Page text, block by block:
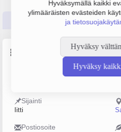
Hyväksymällä kaikki
ylimääräisten evästeiden
ja
Hyväksy
Hyväksy
Tilinpäätösluvut
Sijainti
Iitti
Postiosoite